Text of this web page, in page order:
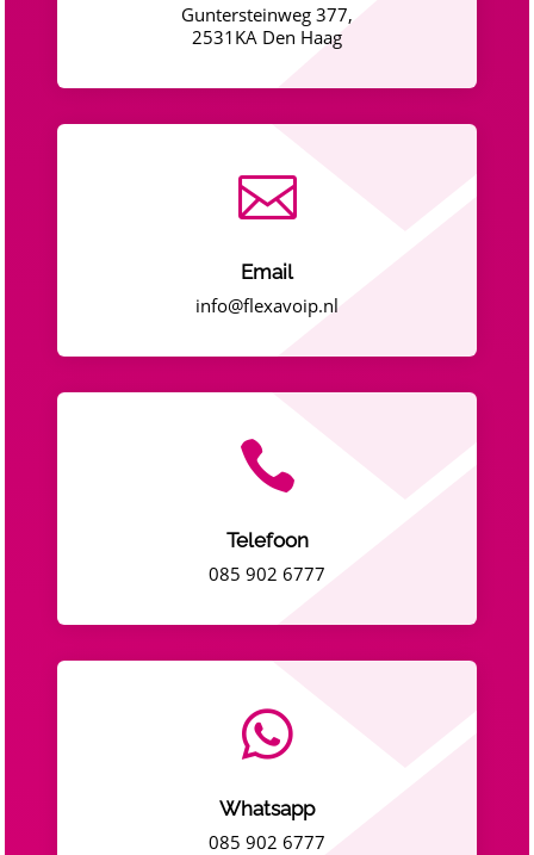
Guntersteinweg 377,
2531KA Den Haag

Email
info@flexavoip.nl

Telefoon
085 902 6777

Whatsapp
085 902 6777